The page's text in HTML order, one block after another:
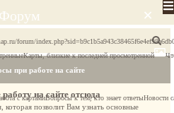
Форум ×
forum/
Карты, близкие к последней просмотренной
с картамиВопросы к тем, кто знает ответыНовости
П
о
при работе на сайте
на сайте отсюда
позволит Вам узнать основные